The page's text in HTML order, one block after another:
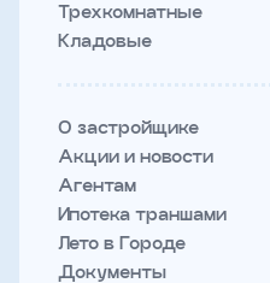
Трехкомнатные
Кладовые
О застройщике
Акции и новости
Агентам
Ипотека траншами
Лето в Городе
Документы